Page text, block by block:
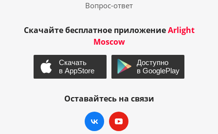
Вопрос-ответ
Скачайте бесплатное приложениеArlight
Moscow
Оставайтесь на связи